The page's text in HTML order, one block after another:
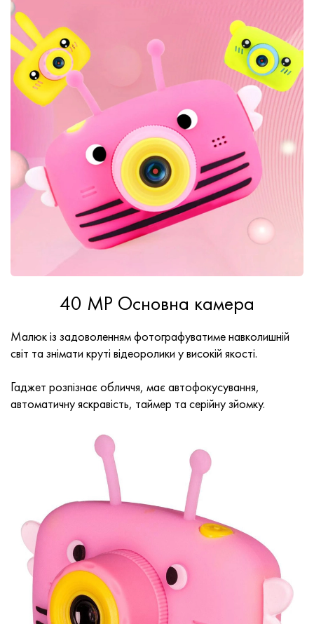
40 MP Основна камера
Малюк із задоволенням фотографуватиме навколишній
світ та знімати круті відеоролики у високій якості.
Гаджет розпізнає обличчя, має автофокусування,
автоматичну яскравість, таймер та серійну зйомку.